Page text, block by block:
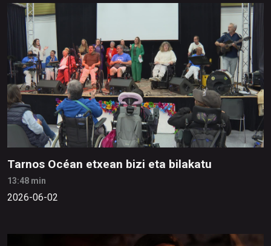
Tarnos Océan etxean bizi eta bilakatu
13:48 min
2026-06-02